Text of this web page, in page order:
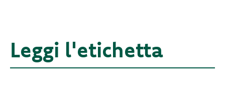
Leggi l'etichetta